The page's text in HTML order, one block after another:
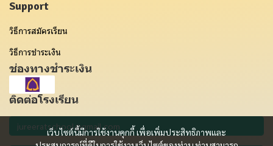
เว็บไซต์นี้มีการใช้งานคุกกี้ เพื่อเพิ่มประสิทธิภาพและ
Support
วิธีการสมัครเรียน
วิธีการชำระเงิน
ช่องทางชำระเงิน
ติดต่อโรงเรียน